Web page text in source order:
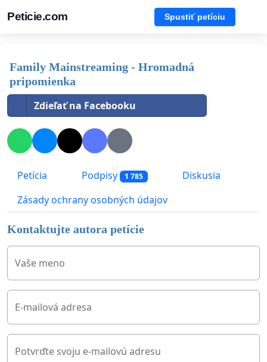
Peticie.com Spustiť petíciu
Family Mainstreaming - Hromadná
pripomienka
Zdieľať na Facebooku
Petícia Podpisy 1 785
Diskusia
Zásady ochrany osobných údajov
Kontaktujte autora petície
Vaše meno
E-mailová adresa
Potvrďte svoju e-mailovú adresu